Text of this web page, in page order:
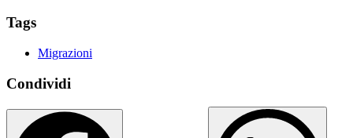
Tags
Migrazioni
Condividi